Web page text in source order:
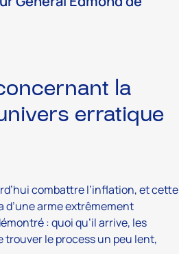
la
erratique
combattre l’inflation, et cette
d’une arme extrêmement
: quoi qu’il arrive, les
le process un peu lent,